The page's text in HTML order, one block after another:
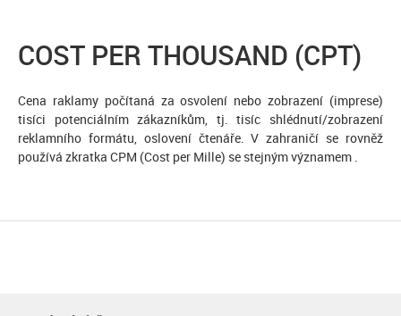
COST PER THOUSAND (CPT)
Cena raklamy počítaná za osvolení nebo zobrazení (imprese)
tisíci potenciálním zákazníkům, tj. tisíc shlédnutí/zobrazení
reklamního formátu, oslovení čtenáře. V zahraničí se rovněž
používá zkratka CPM (Cost per Mille) se stejným významem .